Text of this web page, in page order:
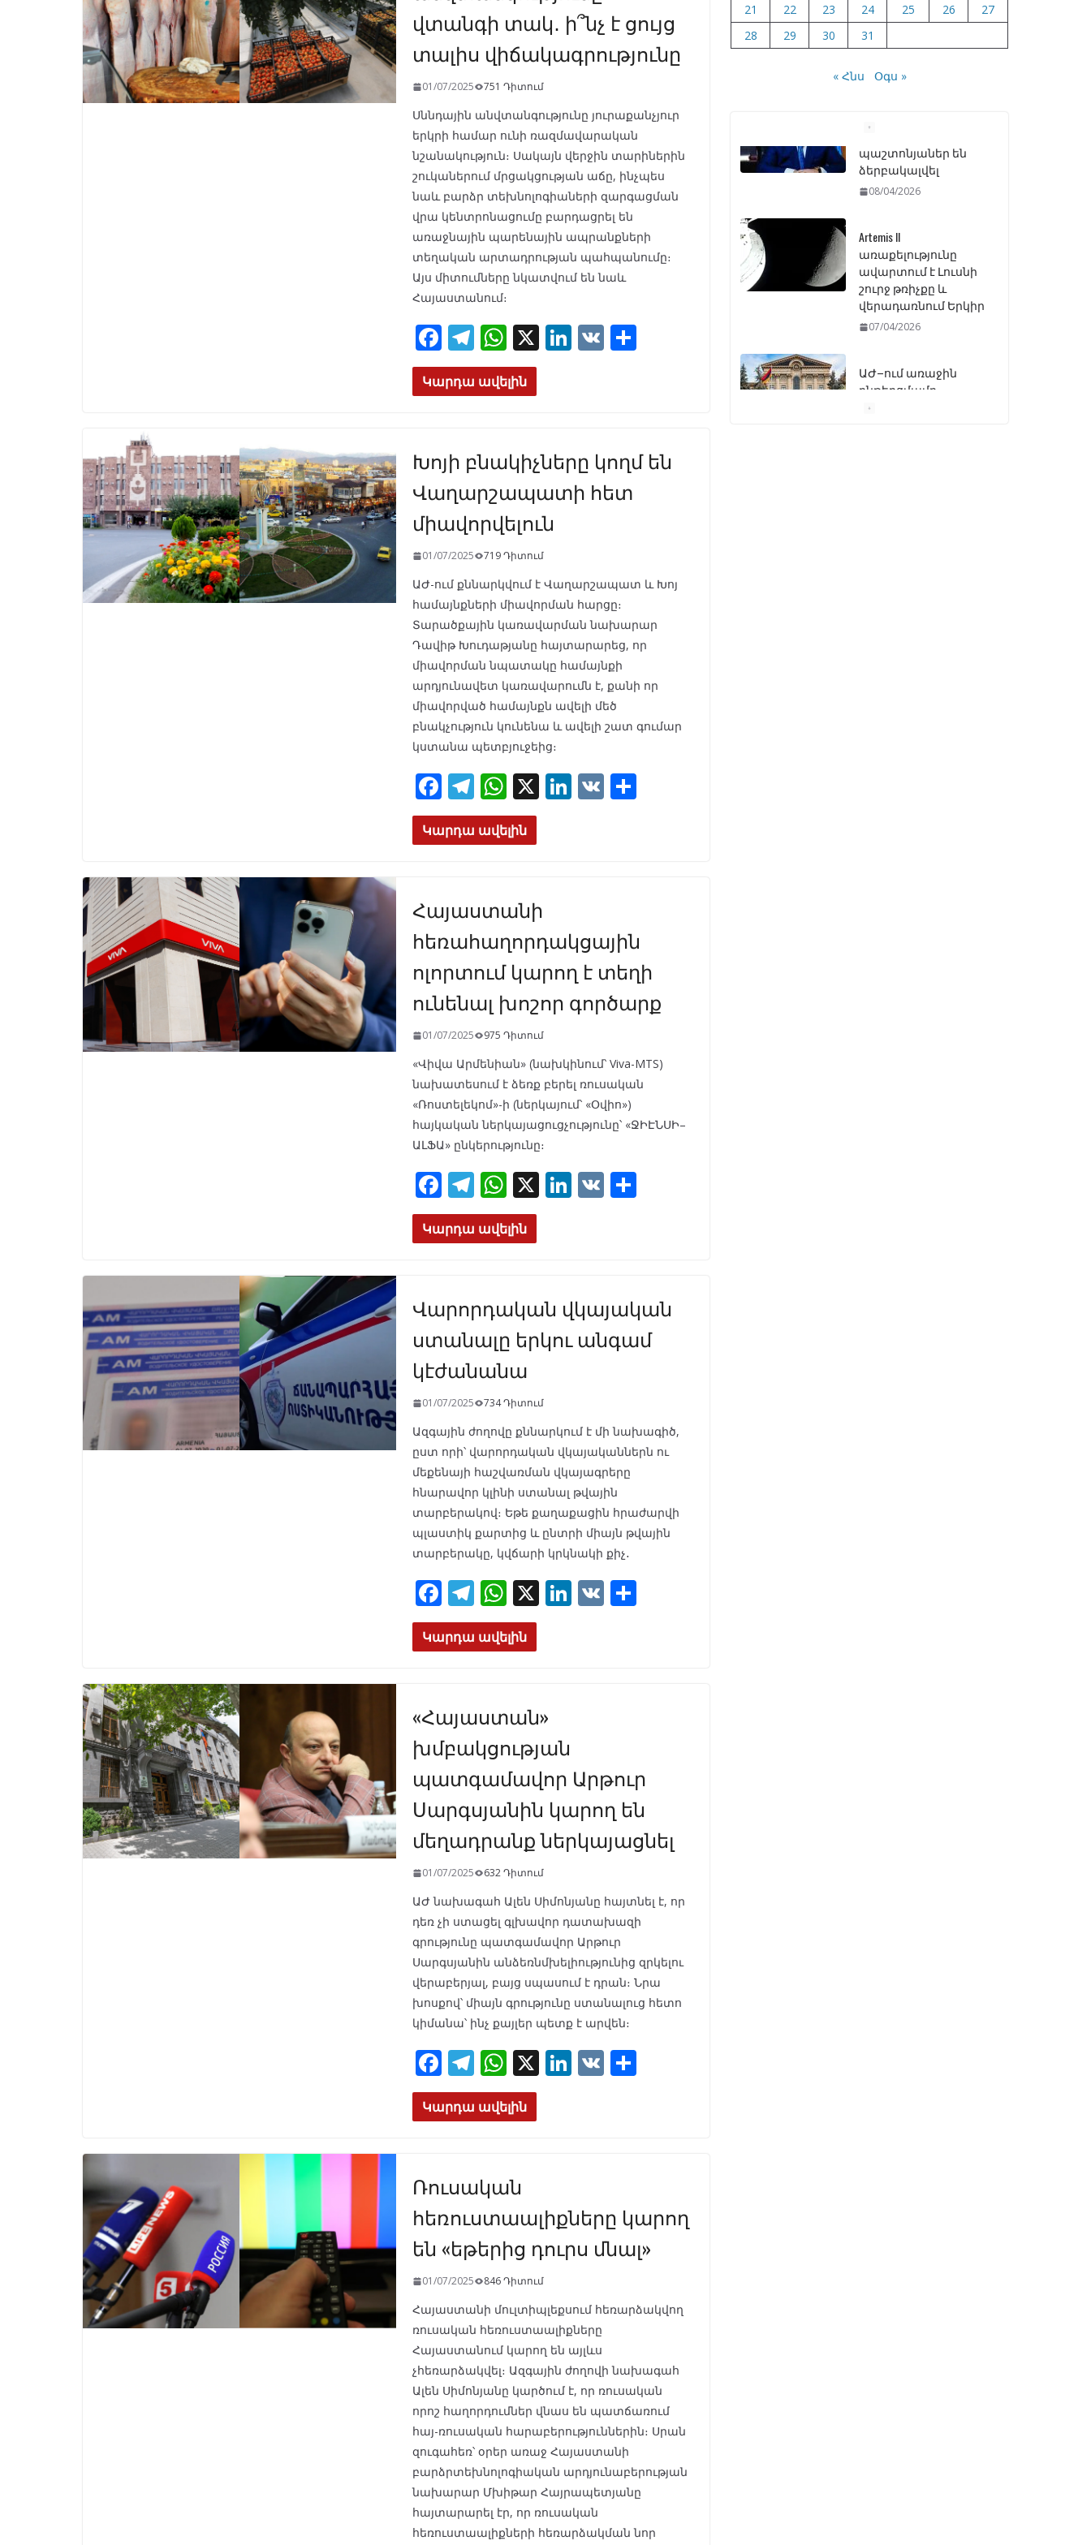
վտանգի տակ․ ի՞նչ է ցույց
տալիս վիճակագրությունը
01/07/2025 751 Դիտում
Սննդային անվտանգությունը յուրաքանչյուր
երկրի համար ունի ռազմավարական
նշանակություն։ Սակայն վերջին տարիներին
շուկաներում մրցակցության աճը, ինչպես
նաև բարձր տեխնոլոգիաների զարգացման
վրա կենտրոնացումը բարդացրել են
առաջնային պարենային ապրանքների
տեղական արտադրության պահպանումը։
Այս միտումները նկատվում են նաև
Հայաստանում։
F
ac
e
o
k
T
el
e
m
W
h
at
p
p
X Li
n
V S
Կարդա ավելին
Խոյի բնակիչները կողմ են
Վաղարշապատի հետ
միավորվելուն
01/07/2025 719 Դիտում
ԱԺ-ում քննարկվում է Վաղարշապատ և Խոյ
համայնքների միավորման հարցը։
Տարածքային կառավարման նախարար
Դավիթ Խուդաթյանը հայտարարեց, որ
միավորման նպատակը համայնքի
արդյունավետ կառավարումն է, քանի որ
միավորված համայնքն ավելի մեծ
բնակչություն կունենա և ավելի շատ գումար
կստանա պետբյուջեից։
F
ac
e
o
k
T
el
e
m
W
h
at
p
p
X Li V S
Կարդա ավելին
Հայաստանի
հեռահաղորդակցային
ոլորտում կարող է տեղի
ունենալ խոշոր գործարք
01/07/2025 975 Դիտում
«Վիվա Արմենիան» (նախկինում՝ Viva-MTS)
նախատեսում է ձեռք բերել ռուսական
«Ռոստելեկոմ»-ի (ներկայում՝ «Օվիո»)
հայկական ներկայացուցչությունը՝ «ՋԻԷՆՍԻ–
ԱԼՖԱ» ընկերությունը։
F
ac
e
o
k
T
el
e
m
W
h
at
p
p
X Li
n
V S
Կարդա ավելին
Վարորդական վկայական
ստանալը երկու անգամ
կէժանանա
01/07/2025 734 Դիտում
Ազգային ժողովը քննարկում է մի նախագիծ,
ըստ որի՝ վարորդական վկայականներն ու
մեքենայի հաշվառման վկայագրերը
հնարավոր կլինի ստանալ թվային
տարբերակով։ Եթե քաղաքացին հրաժարվի
պլաստիկ քարտից և ընտրի միայն թվային
տարբերակը, կվճարի կրկնակի քիչ․
F
ac
e
o
k
T
el
e
m
W
h
at
p
p
X Li V S
Կարդա ավելին
«Հայաստան»
խմբակցության
պատգամավոր Արթուր
Սարգսյանին կարող են
մեղադրանք ներկայացնել
01/07/2025 632 Դիտում
ԱԺ նախագահ Ալեն Սիմոնյանը հայտնել է, որ
դեռ չի ստացել գլխավոր դատախազի
գրությունը պատգամավոր Արթուր
Սարգսյանին անձեռնմխելիությունից զրկելու
վերաբերյալ, բայց սպասում է դրան։ Նրա
խոսքով՝ միայն գրությունը ստանալուց հետո
կիմանա՝ ինչ քայլեր պետք է արվեն։
F
ac
e
o
k
T
el
e
m
W
h
at
p
p
X Li V S
Կարդա ավելին
Ռուսական
հեռուստաալիքները կարող
են «եթերից դուրս մնալ»
01/07/2025 846 Դիտում
Հայաստանի մուլտիպլեքսում հեռարձակվող
ռուսական հեռուստաալիքները
Հայաստանում կարող են այլևս
չհեռարձակվել։ Ազգային ժողովի նախագահ
Ալեն Սիմոնյանը կարծում է, որ ռուսական
որոշ հաղորդումներ վնաս են պատճառում
հայ-ռուսական հարաբերություններին։ Սրան
զուգահեռ՝ օրեր առաջ Հայաստանի
բարձրտեխնոլոգիական արդյունաբերության
նախարար Մխիթար Հայրապետյանը
հայտարարել էր, որ ռուսական
հեռուստաալիքների հեռարձակման նոր
21
22 23 24 25 26
27
28
29 30 31
« Հնս Օգս »
Artemis II
առաքելությունը
ավարտում է Լուսնի
վերադառնում Երկիր
07/04/2026
ԱԺ–ում առաջին
ընթերցմամբ
ընդունվեց
օրենսգրքի»
փոփոխության